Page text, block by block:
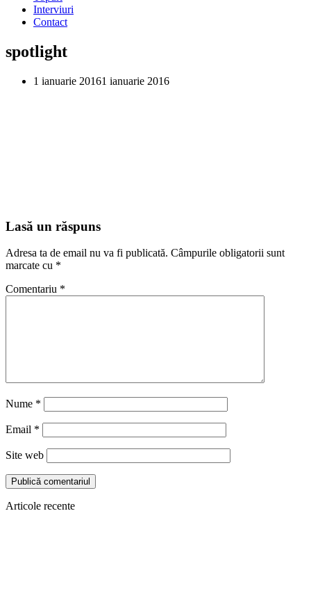
Interviuri
Contact
spotlight
1 ianuarie 20161 ianuarie 2016
Lasă un răspuns
Adresa ta de email nu va fi publicată. Câmpurile obligatorii sunt
marcate cu *
Comentariu *
Nume *
Email *
Site web
Articole recente